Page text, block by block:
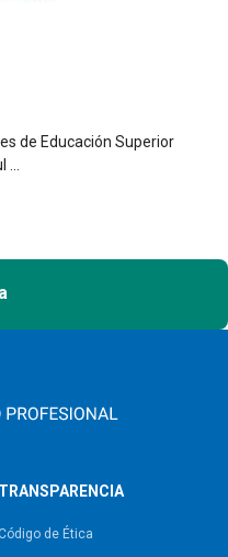
de Educación Superior
TRANSPARENCIA
Código de Ética